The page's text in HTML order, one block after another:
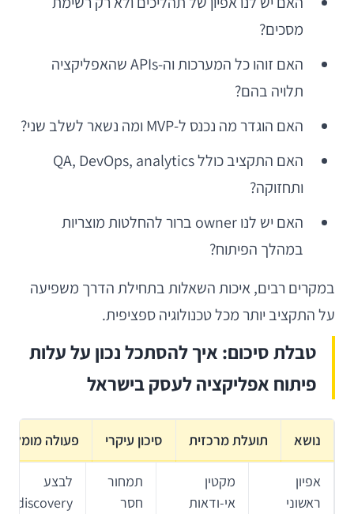
מסכים?
האם זוהו כל המערכות וה-APIs שהאפליקציה
תלויה בהם?
האם הוגדר מה נכנס ל-MVP ומה נשאר לשלב שני?
האם התקציב כולל QA, DevOps, analytics
ותחזוקה?
האם יש לנו owner ברור להחלטות מוצריות
במהלך הפיתוח?
במקרים רבים, איכות השאלות בתחילת הדרך משפיעה
על התקציב יותר מכל טכנולוגיה ספציפית.
טבלת סיכום: איך להסתכל נכון על עלות
פיתוח אפליקציה לעסק בישראל
נושא תועלת מרכזית סיכון עיקרי פעולה
אפיון
ראשוני
מקטין
אי-ודאות
תמחור
חסר
לבצע
discovery